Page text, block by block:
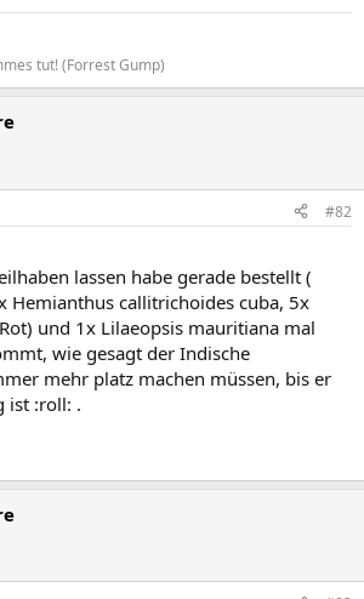
tut! (Forrest Gump)
#82
lassen habe gerade bestellt (
Hemianthus callitrichoides cuba, 5x
und 1x Lilaeopsis mauritiana mal
wie gesagt der Indische
mehr platz machen müssen, bis er
ist :roll: .